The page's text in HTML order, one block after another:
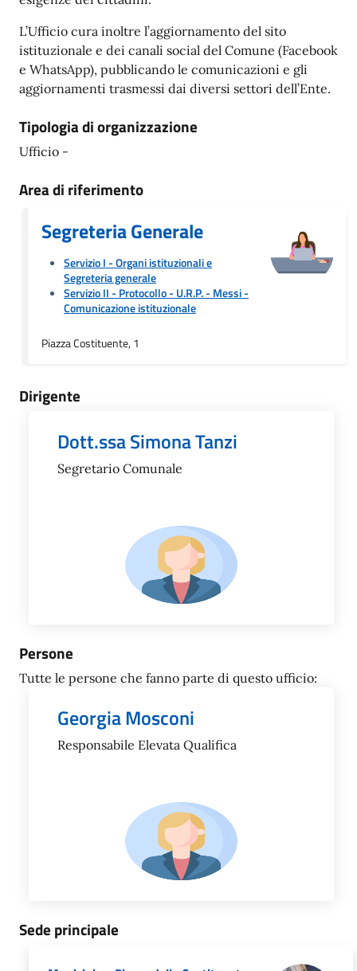
L’Ufficio cura inoltre l’aggiornamento del sito
istituzionale e dei canali social del Comune (Facebook
e WhatsApp), pubblicando le comunicazioni e gli
aggiornamenti trasmessi dai diversi settori dell’Ente.
Tipologia di organizzazione
Ufficio -
Area di riferimento
Segreteria Generale
Servizio I - Organi istituzionali e
Segreteria generale
Servizio II - Protocollo - U.R.P. - Messi-
Comunicazione istituzionale
Piazza Costituente, 1
Dirigente
Dott.ssa Simona Tanzi
Segretario Comunale
Persone
Tutte le persone che fanno parte di questo ufficio:
Georgia Mosconi
Responsabile Elevata Qualifica
Sede principale